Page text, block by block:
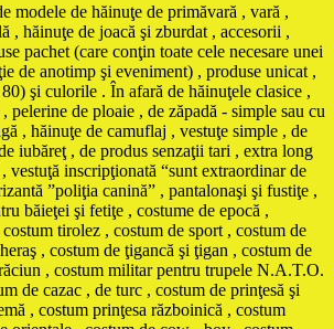
modele de hăinuţe de primăvară , vară ,
, hăinuţe de joacă şi zburdat , accesorii ,
pachet (care conţin toate cele necesare unei
de anotimp şi eveniment) , produse unicat ,
şi culorile . În afară de hăinuţele clasice ,
pelerine de ploaie , de zăpadă - simple sau cu
, hăinuţe de camuflaj , vestuţe simple , de
iubăreţ , de produs senzaţii tari , extra long
vestuţă inscripţionată “sunt extraordinar de
”poliţia canină” , pantalonaşi şi fustiţe ,
băieţei şi fetiţe , costume de epocă ,
tirolez , costum de sport , costum de
, costum de ţigancă şi ţigan , costum de
, costum militar pentru trupele N.A.T.O.
de cazac , de turc , costum de prinţesă şi
, costum prinţesa războinică , costum